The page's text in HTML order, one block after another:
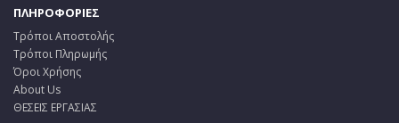
ΠΛΗΡΟΦΟΡΙΕΣ
Τρόποι Αποστολής
Τρόποι Πληρωμής
Όροι Χρήσης
About Us
ΘΕΣΕΙΣ ΕΡΓΑΣΙΑΣ